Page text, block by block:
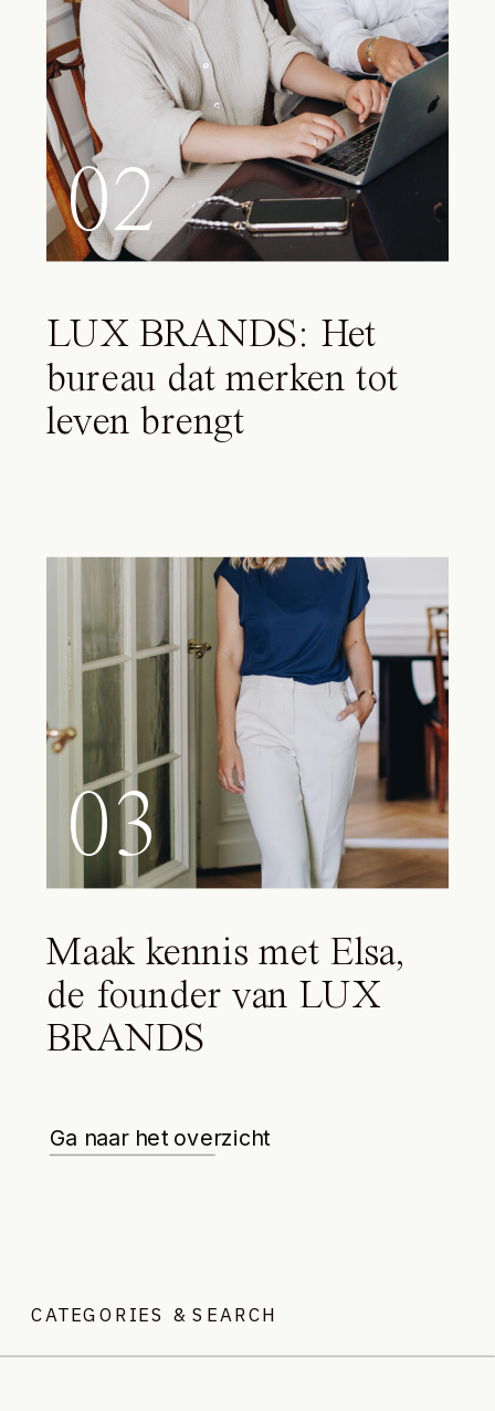
02
LUX BRANDS: Het
bureau dat merken tot
leven brengt
03
Maak kennis met Elsa,
de founder van LUX
BRANDS
Ga naar het overzicht
CATEGORIES & SEARCH